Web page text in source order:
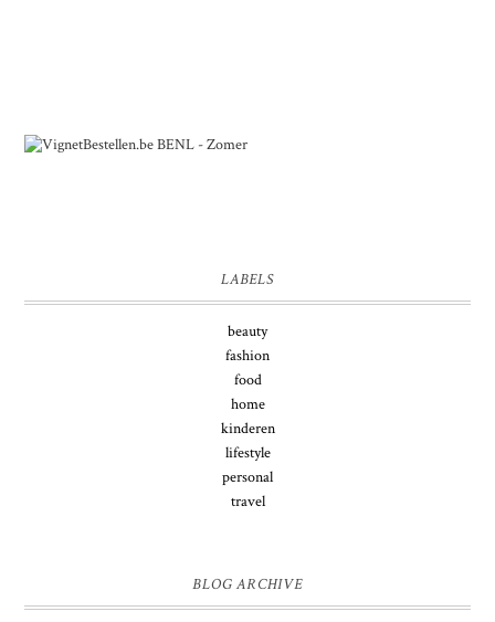
LABELS
beauty
fashion
food
home
kinderen
lifestyle
personal
travel
BLOG ARCHIVE